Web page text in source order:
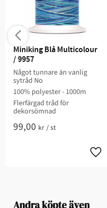
Miniking Blå Multicolour
/ 9957
Något tunnare än vanlig
sytråd No
100% polyester - 1000m
Flerfärgad tråd för
dekorsömnad
99,00 kr /st
Andra köpte även